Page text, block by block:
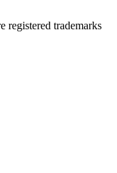
registered trademarks